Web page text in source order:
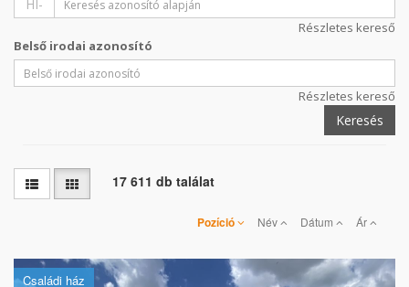
HI-
Részletes kereső
Belső irodai azonosító
Részletes kereső
Keresés
17 611 db találat
Pozíció Név Dátum Ár
Családi ház